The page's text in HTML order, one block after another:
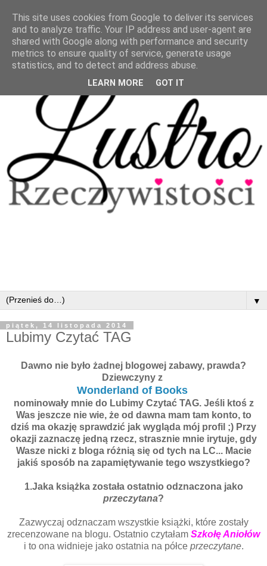
▼
piątek, 14 listopada 2014
Lubimy Czytać TAG
Dawno nie było żadnej blogowej zabawy, prawda?
Dziewczyny z
Wonderland of Books
nominowały mnie do Lubimy Czytać TAG. Jeśli ktoś z
Was jeszcze nie wie, że od dawna mam tam konto, to
dziś ma okazję sprawdzić jak wygląda mój profil ;) Przy
okazji zaznaczę jedną rzecz, strasznie mnie irytuje, gdy
Wasze nicki z bloga różnią się od tych na LC... Macie
jakiś sposób na zapamiętywanie tego wszystkiego?
1.Jaka książka została ostatnio odznaczona jako
przeczytana?
Zazwyczaj odznaczam wszystkie książki, które zostały
zrecenzowane na blogu. Ostatnio czytałam Szkołę Aniołów
i to ona widnieje jako ostatnia na półce przeczytane.
This site uses cookies from Google to deliver its services
and to analyze traffic. Your IP address and user-agent are
shared with Google along with performance and security
metrics to ensure quality of service, generate usage
statistics, and to detect and address abuse.
LEARN MORE GOT IT